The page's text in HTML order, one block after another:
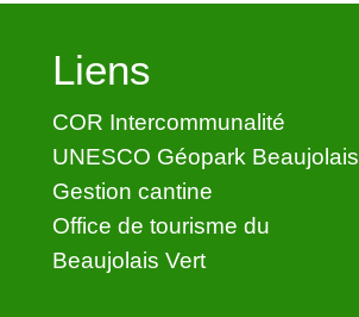
Liens
COR Intercommunalité
UNESCO Géopark Beaujolais
Gestion cantine
Office de tourisme du
Beaujolais Vert